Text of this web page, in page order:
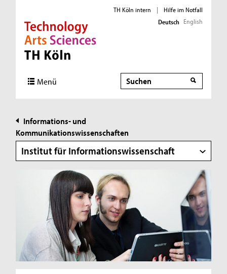
Direkt zur Hauptnavigation
Direkt zur Subnavigation
Direkt zum Inhalt
Direkt zum Fußbereich
TH Köln intern |
Hilfe im Notfall
Deutsch English
Menü Suche
Suche
Informations- und
Kommunikationswissenschaften
Institut für Informationswissenschaft